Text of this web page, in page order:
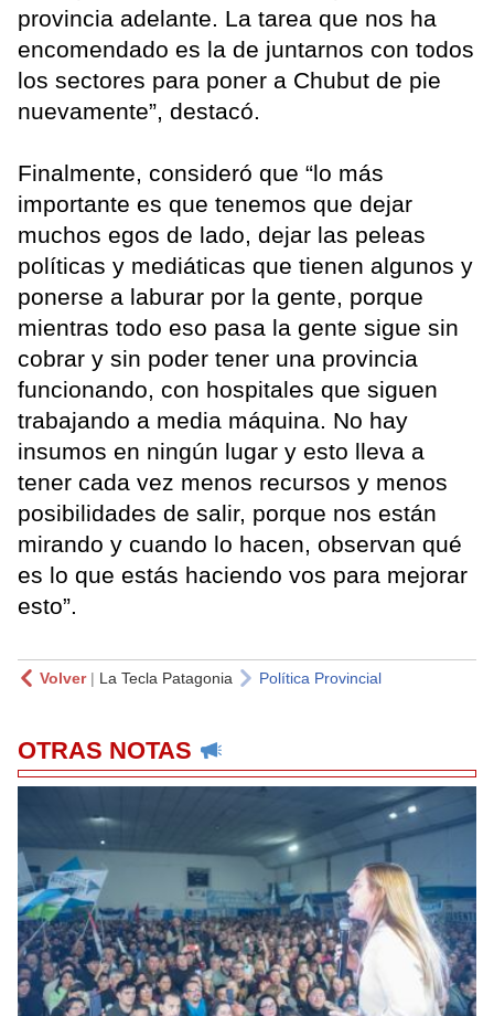
provincia adelante. La tarea que nos ha
encomendado es la de juntarnos con todos
los sectores para poner a Chubut de pie
nuevamente”, destacó.
Finalmente, consideró que “lo más
importante es que tenemos que dejar
muchos egos de lado, dejar las peleas
políticas y mediáticas que tienen algunos y
ponerse a laburar por la gente, porque
mientras todo eso pasa la gente sigue sin
cobrar y sin poder tener una provincia
funcionando, con hospitales que siguen
trabajando a media máquina. No hay
insumos en ningún lugar y esto lleva a
tener cada vez menos recursos y menos
posibilidades de salir, porque nos están
mirando y cuando lo hacen, observan qué
es lo que estás haciendo vos para mejorar
esto”.
Volver| La Tecla Patagonia Política Provincial
OTRAS NOTAS